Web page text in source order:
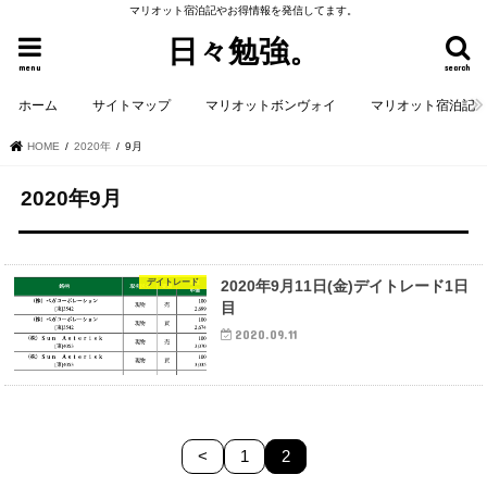
マリオット宿泊記やお得情報を発信してます。
日々勉強。 search
menu
ホーム サイトマップ マリオットボンヴォイ マリオット宿泊記
HOME 2020年 9月
2020年9月
デイトレード
2020年9月11日(金)デイトレード1日
目
2020.09.11
< 1 2